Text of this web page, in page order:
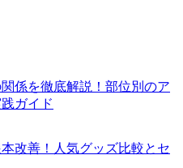
係を徹底解説！部位別のア
ガイド
改善！人気グッズ比較とセ